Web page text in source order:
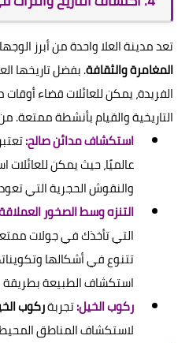
تعد مدينة العلا واحدة من أبرز
المغامرة والثقافة. بفضل تاريخها
الفريدة، يمكن للعائلات قضاء
التاريخية والقيام بأنشطة ممتعة.
استكشاف مدائن صالح:
عالميًا، حيث يمكن
والنقوش الحجرية التي
التنزه وسط الصخور
التي تأخذك في جولات
تتنوع في أشكالها
استكشاف الطبيعة
ركوب الخيل:تجربةركوب
لاستكشاف المناطق